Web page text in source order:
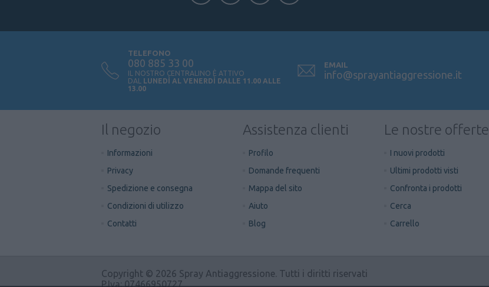
TELEFONO
080 885 33 00
IL NOSTRO CENTRALINO È ATTIVO
DAL LUNEDÌ AL VENERDÌ DALLE 11.00 ALLE
13.00
EMAIL
info@sprayantiaggressione.it
Il negozio
Informazioni
Privacy
Spedizione e consegna
Condizioni di utilizzo
Contatti
Assistenza clienti
Profilo
Domande frequenti
Mappa del sito
Aiuto
Blog
Le nostre offerte
I nuovi prodotti
Ultimi prodotti visti
Confronta i prodotti
Cerca
Carrello
Copyright © 2026 Spray Antiaggressione. Tutti i diritti riservati
P.Iva: 07466950727